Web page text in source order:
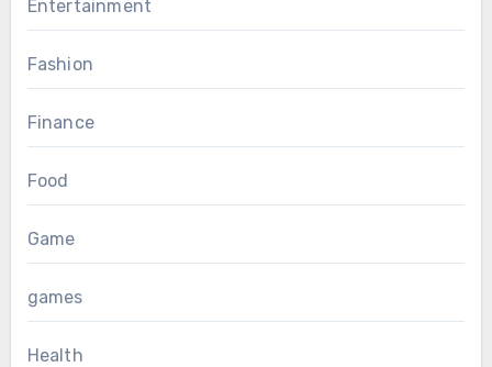
Entertainment
Fashion
Finance
Food
Game
games
Health